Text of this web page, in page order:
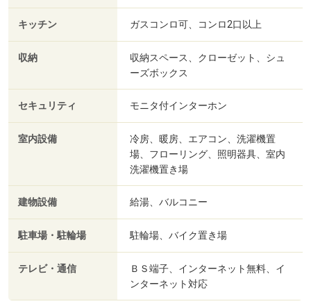
キッチン ガスコンロ可、コンロ2口以上
収納
収納スペース、クローゼット、シュ
ーズボックス
セキュリティ モニタ付インターホン
室内設備
冷房、暖房、エアコン、洗濯機置
場、フローリング、照明器具、室内
洗濯機置き場
建物設備 給湯、バルコニー
駐車場・駐輪場 駐輪場、バイク置き場
テレビ・通信
ＢＳ端子、インターネット無料、イ
ンターネット対応